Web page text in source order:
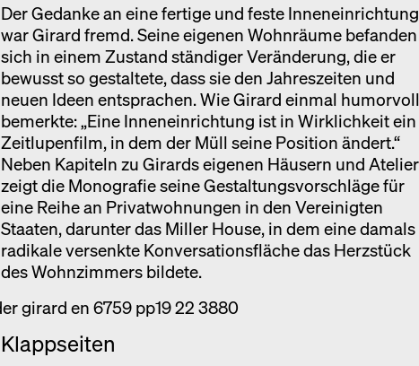
Der Gedanke an eine fertige und feste Inneneinrichtung
war Girard fremd. Seine eigenen Wohnräume befanden
sich in einem Zustand ständiger Veränderung, die er
bewusst so gestaltete, dass sie den Jahreszeiten und
neuen Ideen entsprachen. Wie Girard einmal humorvoll
bemerkte: „Eine Inneneinrichtung ist in Wirklichkeit ein
Zeitlupenfilm, in dem der Müll seine Position ändert.“
Neben Kapiteln zu Girards eigenen Häusern und
zeigt die Monografie seine Gestaltungsvorschläge für
eine Reihe an Privatwohnungen in den Vereinigten
Staaten, darunter das Miller House, in dem eine damals
radikale versenkte Konversationsfläche das Herzstück
des Wohnzimmers bildete.
Klappseiten